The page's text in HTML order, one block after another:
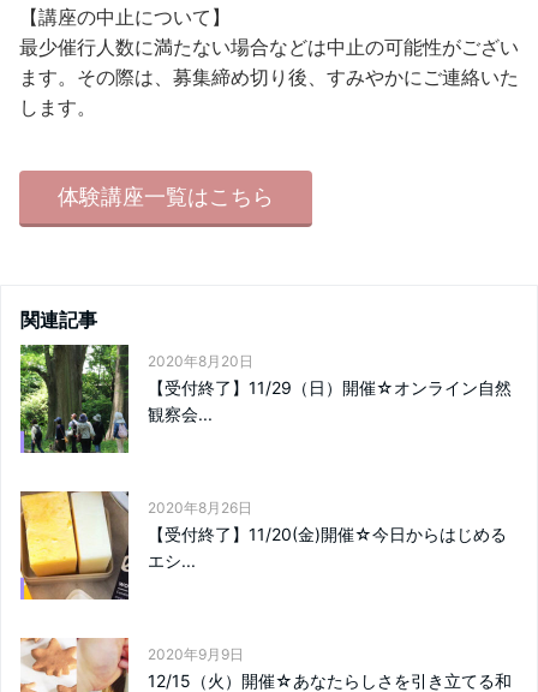
【講座の中止について】
最少催行人数に満たない場合などは中止の可能性がござい
ます。その際は、募集締め切り後、すみやかにご連絡いた
します。
体験講座一覧はこちら
関連記事
2020年8月20日
【受付終了】11/29（日）開催☆オンライン自然
観察会...
2020年8月26日
【受付終了】11/20(金)開催☆今日からはじめる
エシ...
2020年9月9日
12/15（火）開催☆あなたらしさを引き立てる和